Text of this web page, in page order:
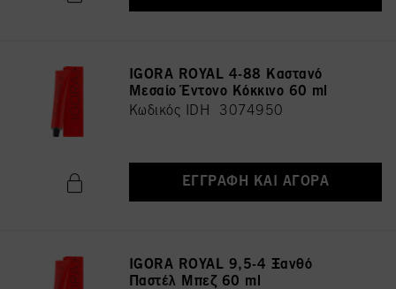
IGORA ROYAL 4-88 Καστανό
Μεσαίο Έντονο Κόκκινο 60 ml
Κωδικός IDH 3074950
ΕΓΓΡΑΦΉ ΚΑΙ ΑΓΟΡΆ
IGORA ROYAL 9,5-4 Ξανθό
Παστέλ Μπεζ 60 ml